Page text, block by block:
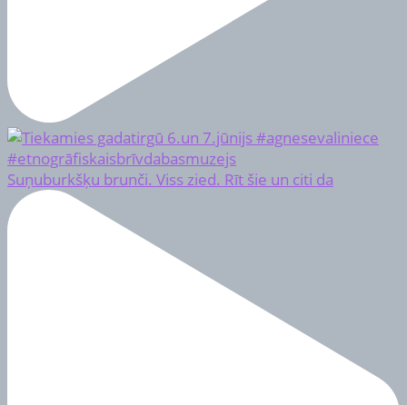
Suņuburkšķu brunči. Viss zied. Rīt šie un citi da